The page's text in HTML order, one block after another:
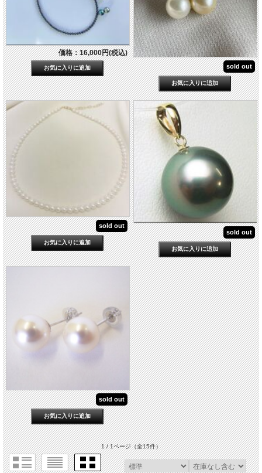
価格：16,000円(税込)
sold out
sold out
sold out
sold out
1 / 1ページ（全15件）